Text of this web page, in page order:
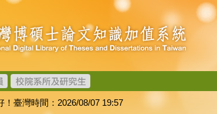
！臺灣時間：2026/08/07 19:57